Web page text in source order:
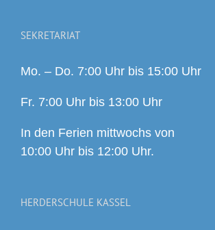
SEKRETARIAT
Mo. – Do. 7:00 Uhr bis 15:00 Uhr
Fr. 7:00 Uhr bis 13:00 Uhr
In den Ferien mittwochs von
10:00 Uhr bis 12:00 Uhr.
HERDERSCHULE KASSEL